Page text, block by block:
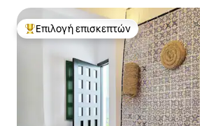
Κορυφαία επιλογή επισκεπτών
Επιλογή επισκεπτών